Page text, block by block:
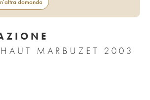
MARBUZET 2003